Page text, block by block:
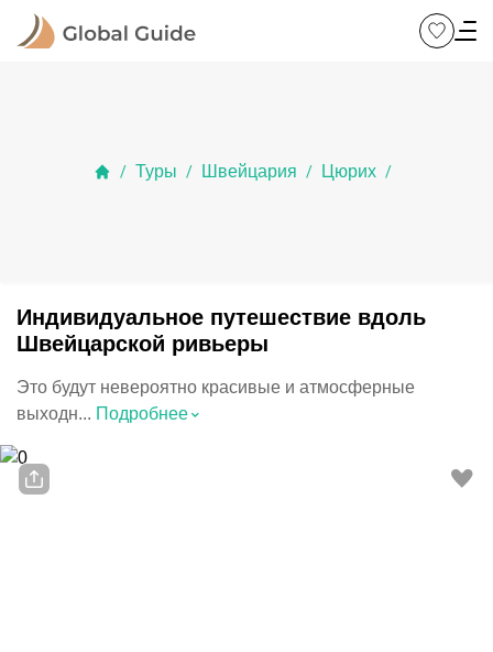
/ Туры / Швейцария / Цюрих /
Индивидуальное путешествие вдоль
Швейцарской ривьеры
Это будут невероятно красивые и атмосферные
выходн... Подробнее⌃